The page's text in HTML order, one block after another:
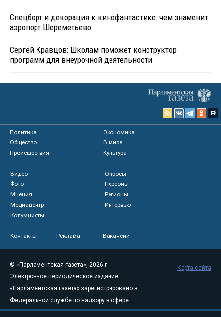
Спецборт и декорация к кинофантастике: чем знаменит
аэропорт Шереметьево
Сергей Кравцов: Школам поможет конструктор
программ для внеурочной деятельности
Политика
Экономика
Общество
В мире
Происшествия
Культура
Видео
Опросы
Фото
Персоны
Мнения
Регионы
Медиацентр
Интервью
Колумнисты
Контакты Реклама Вакансии
© «Парламентская газета», 2026 г.
Электронное периодическое издание
«Парламентская газета» зарегистрировано в
Федеральной службе по надзору в сфере
связи, информационных технологий и
Карта сайта